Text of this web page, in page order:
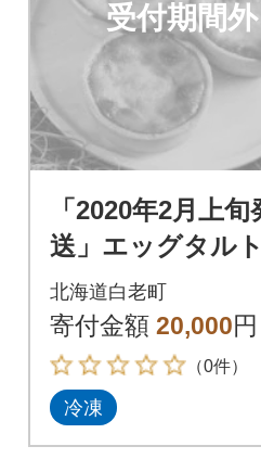
受付期間外
「2020年2月上旬
送」エッグタル
個セット
北海道白老町
寄付金額 20,000円
（0件）
冷凍